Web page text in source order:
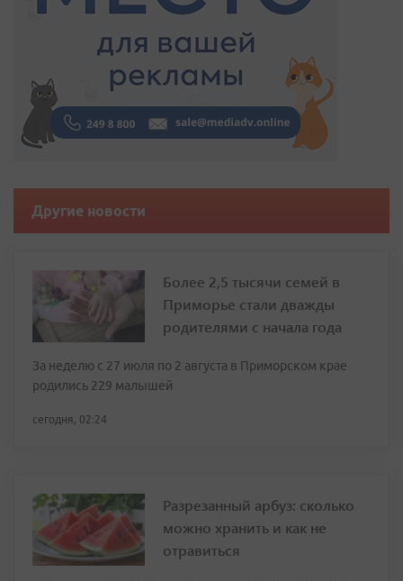
Другие новости
Более 2,5 тысячи семей в
Приморье стали дважды
родителями с начала года
За неделю с 27 июля по 2 августа в Приморском крае
родились 229 малышей
сегодня, 02:24
Разрезанный арбуз: сколько
можно хранить и как не
отравиться